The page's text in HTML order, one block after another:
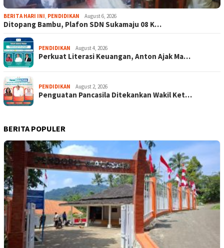
BERITA HARI INI, PENDIDIKAN August 6, 2026
Ditopang Bambu, Plafon SDN Sukamaju 08 K…
PENDIDIKAN August 4, 2026
Perkuat Literasi Keuangan, Anton Ajak Ma…
PENDIDIKAN August 2, 2026
Penguatan Pancasila Ditekankan Wakil Ket…
BERITA POPULER